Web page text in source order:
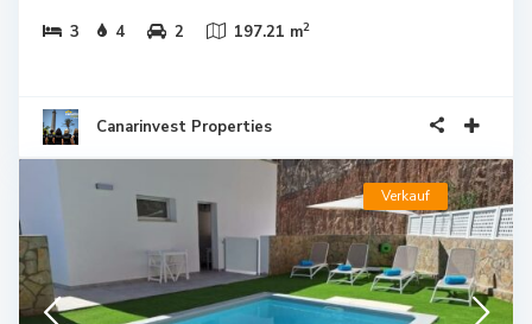
3 4 2 197.21 m2
Canarinvest Properties
Verkauf